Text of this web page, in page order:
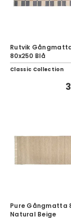
Rutvik
80x250 Blå
Classic Collection
Pure Gångmatta
Natural Beige